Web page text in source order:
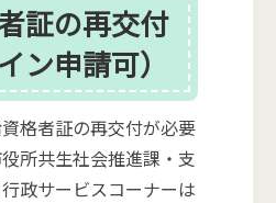
証の再交付
ン申請可）
格者証の再交付が必要
所共生社会推進課・支
政サービスコーナーは